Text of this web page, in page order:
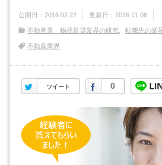
公開日： 2016.02.22 更新日： 2016.11.06
不動産業、物品賃貸業界の研究 転職先の業
不動産業界
ツイート
Twitter 0
Facebook